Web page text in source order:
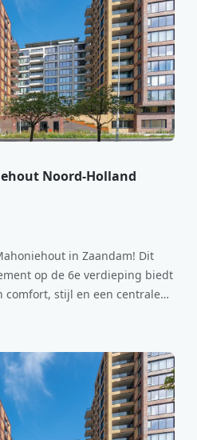
Noord-Holland
in Zaandam! Dit
op de 6e verdieping biedt
comfort, stijl en een centrale
€1.576 per maand
kans voor professionals
die direct beschikbaar is
open keuken, samen goed
De lichte woonkamer biedt